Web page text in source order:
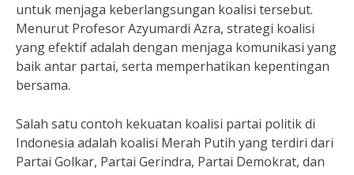
untuk menjaga keberlangsungan koalisi tersebut.
Menurut Profesor Azyumardi Azra, strategi koalisi
yang efektif adalah dengan menjaga komunikasi yang
baik antar partai, serta memperhatikan kepentingan
bersama.
Salah satu contoh kekuatan koalisi partai politik di
Indonesia adalah koalisi Merah Putih yang terdiri dari
Partai Golkar, Partai Gerindra, Partai Demokrat, dan